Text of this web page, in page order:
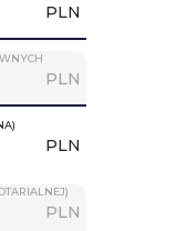
PLN
PLN
PLN
PLN